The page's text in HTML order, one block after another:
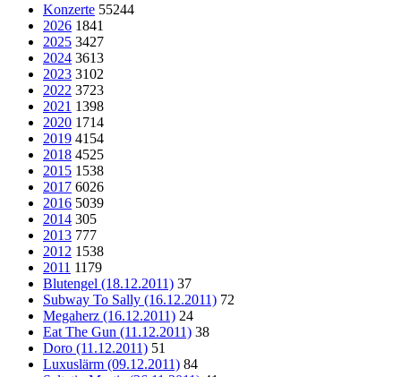
Konzerte 55244
2026 1841
2025 3427
2024 3613
2023 3102
2022 3723
2021 1398
2020 1714
2019 4154
2018 4525
2015 1538
2017 6026
2016 5039
2014 305
2013 777
2012 1538
2011 1179
Blutengel (18.12.2011) 37
Subway To Sally (16.12.2011) 72
Megaherz (16.12.2011) 24
Eat The Gun (11.12.2011) 38
Doro (11.12.2011) 51
Luxuslärm (09.12.2011) 84